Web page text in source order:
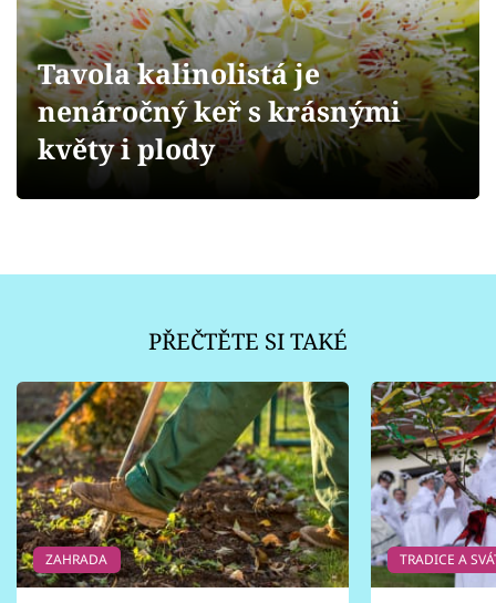
Přihlášení
Sledujte nás
Tavola kalinolistá je
nenáročný keř s krásnými
květy i plody
PŘEČTĚTE SI TAKÉ
ZAHRADA TRADICE A